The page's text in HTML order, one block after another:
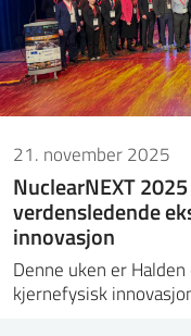
21. november 2025
NuclearNEXT
verdensledende
innovasjon
Denne uken er
kjernefysisk